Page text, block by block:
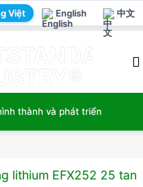
Việt English 中文
thành và phát triển